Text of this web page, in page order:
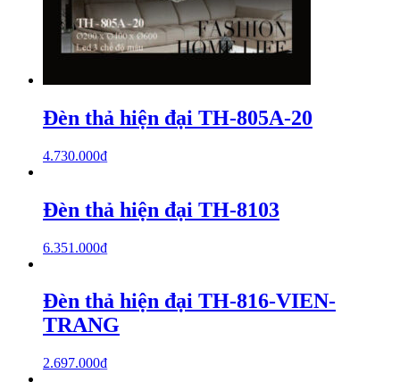
Đèn thả hiện đại TH-805A-20
4.730.000₫
Đèn thả hiện đại TH-8103
6.351.000₫
Đèn thả hiện đại TH-816-VIEN-
TRANG
2.697.000₫